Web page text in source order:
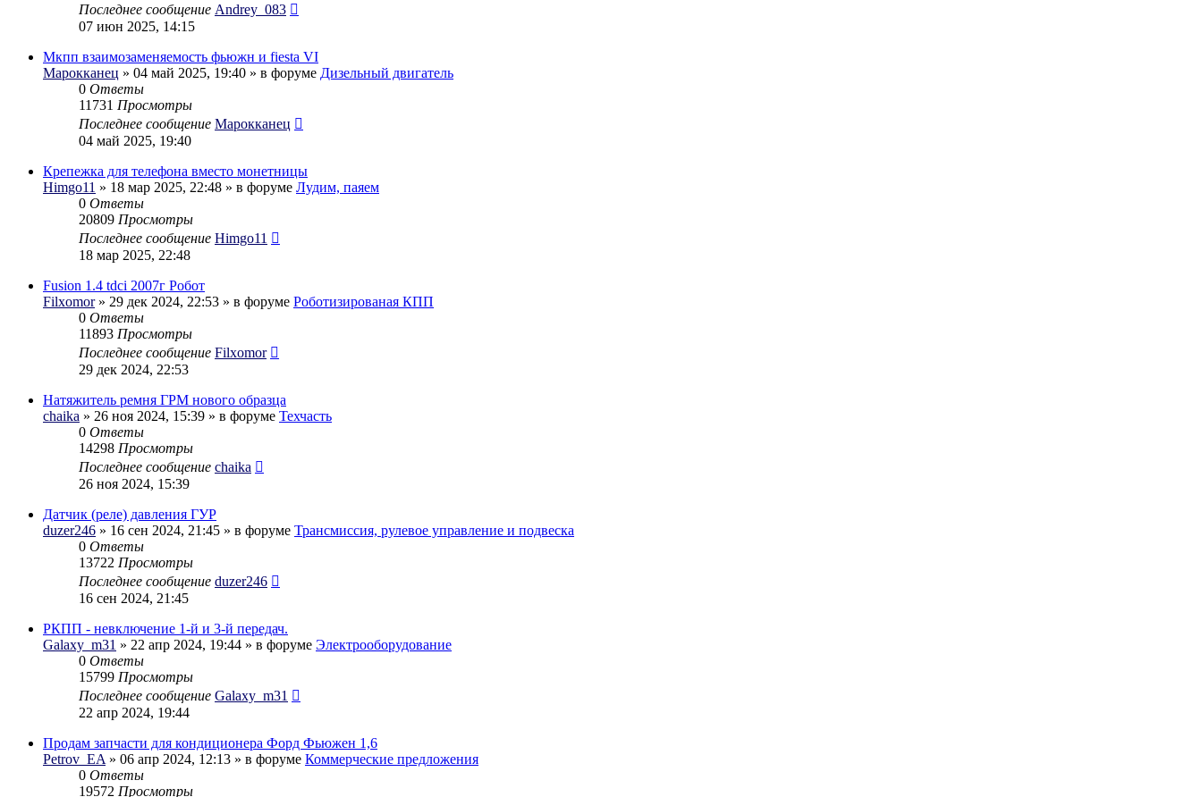
Последнее сообщение Andrey_083
07 июн 2025, 14:15
Мкпп взаимозаменяемость фьюжн и fiesta VI
Марокканец » 04 май 2025, 19:40 » в форуме Дизельный двигатель
0 Ответы
11731 Просмотры
Последнее сообщение Марокканец
04 май 2025, 19:40
Крепежка для телефона вместо монетницы
Himgo11 » 18 мар 2025, 22:48 » в форуме Лудим, паяем
0 Ответы
20809 Просмотры
Последнее сообщение Himgo11
18 мар 2025, 22:48
Fusion 1.4 tdci 2007г Робот
Filxomor» 29 дек 2024, 22:53 » в форуме Роботизированая КПП
0 Ответы
11893 Просмотры
Последнее сообщение Filxomor
29 дек 2024, 22:53
Натяжитель ремня ГРМ нового образца
chaika » 26 ноя 2024, 15:39 » в форуме Техчасть
0 Ответы
14298 Просмотры
Последнее сообщение chaika
26 ноя 2024, 15:39
Датчик (реле) давления ГУР
duzer246 » 16 сен 2024, 21:45 » в форуме Трансмиссия, рулевое управление и подвеска
0 Ответы
13722 Просмотры
Последнее сообщение duzer246
16 сен 2024, 21:45
РКПП - невключение 1-й и 3-й передач.
Galaxy_m31 » 22 апр 2024, 19:44 » в форуме Электрооборудование
0 Ответы
15799 Просмотры
Последнее сообщение Galaxy_m31
22 апр 2024, 19:44
Продам запчасти для кондиционера Форд Фьюжен 1,6
Petrov_EA » 06 апр 2024, 12:13 » в форуме Коммерческие предложения
0 Ответы
19572 Просмотры